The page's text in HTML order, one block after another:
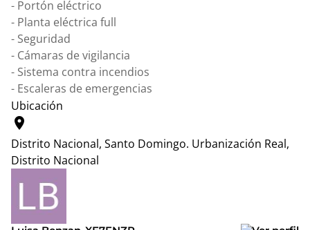
- Portón eléctrico
- Planta eléctrica full
- Seguridad
- Cámaras de vigilancia
- ⁠Sistema contra incendios
- Escaleras de emergencias
Ubicación
location_on
Distrito Nacional, Santo Domingo. Urbanización Real,
Distrito Nacional
−